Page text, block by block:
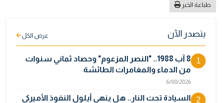
طباعة الخبر
يتصدر الآن عرض الكل
1
8 آب 1988.. "النصر المزعوم" وحصاد ثماني سنوات
من الدماء والمغامرات الطائشة
6/08/2026
2
السيادة تحت النار.. هل ينهي أيلول النفوذ الأميركي